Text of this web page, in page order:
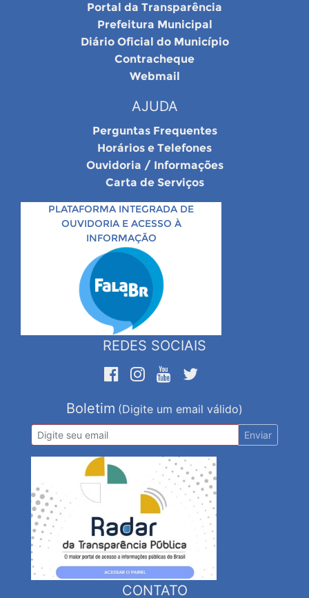
Portal da Transparência
Prefeitura Municipal
Diário Oficial do Município
Contracheque
Webmail
AJUDA
Perguntas Frequentes
Horários e Telefones
Ouvidoria / Informações
Carta de Serviços
PLATAFORMA INTEGRADA DE
OUVIDORIA E ACESSO À
INFORMAÇÃO
REDES SOCIAIS
Boletim (Digite um email válido)
Enviar
CONTATO